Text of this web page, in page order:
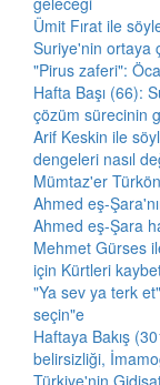
Ümit Fırat ile
Suriye'nin ortaya
"Pirus zaferi":
Hafta Başı (66):
çözüm sürecinin
Arif Keskin ile
dengeleri nasıl
Mümtaz'er
Ahmed eş-
Ahmed eş-Şara
Mehmet Gürses
için Kürtleri
"Ya sev ya terk
seçin"e
Haftaya Bakış
belirsizliği,
Türkiye'nin